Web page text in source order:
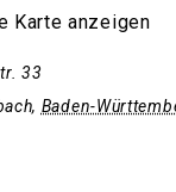
Karte anzeigen
33
, Baden-